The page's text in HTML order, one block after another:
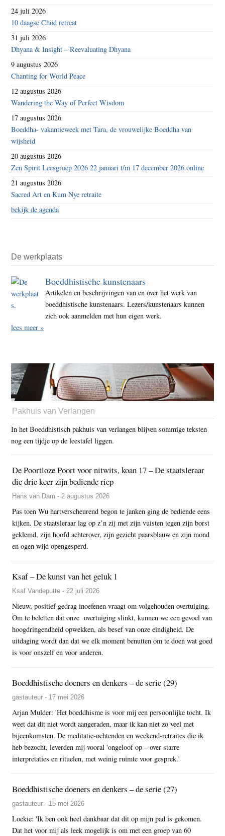
24 juli 2026
10 daagse Chöd retreat
31 juli 2026
Dhyana & Insight – Reevaluating Dhyana
9 augustus 2026
Chanting for World Peace
12 augustus 2026
Wandering the Way of Perfect Wisdom
17 augustus 2026
Boeddha- vakantieweek met Tara, de vrouwelijke Boeddha van
wijsheid
20 augustus 2026
Zen Spirit Leesgroep 2026 22 januari t/m 17 december 2026 online
21 augustus 2026
Sacred Art en Kum Nye retraite
bekijk de agenda
De werkplaats
Boeddhistische kunstenaars
Artikelen en beschrijvingen van en over het werk van
boeddhistische kunstenaars. Lezers/kunstenaars kunnen
zich ook aanmelden met hun eigen werk.
lees meer »
Pakhuis van Verlangen
In het Boeddhistisch pakhuis van verlangen blijven sommige teksten
nog een tijdje op de leestafel liggen.
De Poortloze Poort voor nitwits, koan 17 – De staatsleraar
die drie keer zijn bediende riep
Hans van Dam - 2 augustus 2026
Pas toen Wu hartverscheurend begon te janken ging de bediende eens
kijken. De staatsleraar lag op z’n zij met zijn vuisten tegen zijn borst
geklemd, zijn hoofd achterover, zijn gezicht paarsblauw en zijn mond
en ogen wijd opengesperd.
Ksaf – De kunst van het geluk 1
Ksaf Vandeputte - 22 juli 2026
Nieuw, positief gedrag inoefenen vraagt om volgehouden overtuiging.
Om te beletten dat onze overtuiging slinkt, kunnen we een gevoel van
hoogdringendheid opwekken, als besef van onze eindigheid. De
uitdaging wordt dan dat we elk moment benutten om te doen wat goed
is voor onszelf en voor anderen.
Boeddhistische doeners en denkers – de serie (29)
gastauteur - 17 mei 2026
Arjan Mulder: 'Het boeddhisme is voor mij een persoonlijke tocht. Ik
weet dat dit niet wordt aangeraden, maar ik kan niet zo veel met
bijeenkomsten. De meditatie-ochtenden en weekend-retraites die ik
heb bezocht, leverden mij vooral 'ongeloof op – over starre
interpretaties en rituelen, met weinig ruimte voor gesprek.'
Boeddhistische doeners en denkers – de serie (27)
gastauteur - 15 mei 2026
Loekie: 'Ik ben ook heel dankbaar dat dit op mijn pad is gekomen.
Dat het voor mij als leek mogelijk is om met een groep van 60